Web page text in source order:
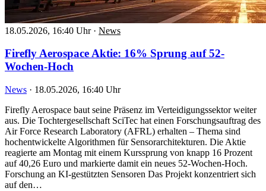
18.05.2026, 16:40 Uhr · News
Firefly Aerospace Aktie: 16% Sprung auf 52-
Wochen-Hoch
News · 18.05.2026, 16:40 Uhr
Firefly Aerospace baut seine Präsenz im Verteidigungssektor weiter
aus. Die Tochtergesellschaft SciTec hat einen Forschungsauftrag des
Air Force Research Laboratory (AFRL) erhalten – Thema sind
hochentwickelte Algorithmen für Sensorarchitekturen. Die Aktie
reagierte am Montag mit einem Kurssprung von knapp 16 Prozent
auf 40,26 Euro und markierte damit ein neues 52-Wochen-Hoch.
Forschung an KI-gestützten Sensoren Das Projekt konzentriert sich
auf den…